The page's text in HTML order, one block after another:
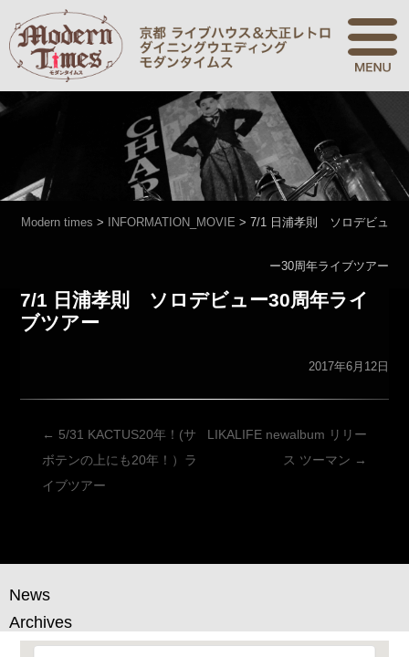
Modern times > INFORMATION_MOVIE > 7/1 日浦孝則 ソロデビュ
ー30周年ライブツアー
7/1 日浦孝則 ソロデビュー30周年ライ
ブツアー
2017年6月12日
投
稿
ナ
ー
シ
ョ
ン
← 5/31 KACTUS20年！(サ
ボテンの上にも20年！）ラ
イブツアー
LIKALIFE newalbum リリー
ス ツーマン →
News
Archives